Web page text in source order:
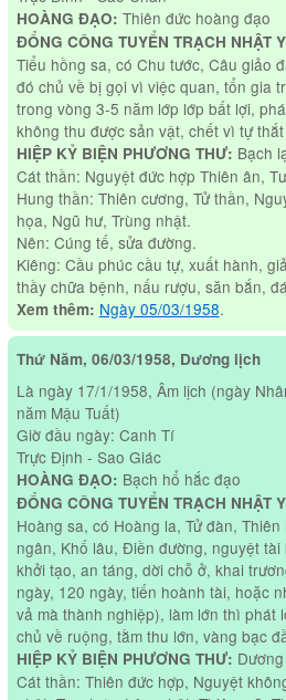
HOÀNG ĐẠO: Thiên đức hoàng đạo
ĐỔNG CÔNG TUYỂN TRẠCH NHẬT
Tiểu hồng sa, có Chu tước, Câu giảo
đó chủ về bị gọi vì việc quan, tổn gia
trong vòng 3-5 năm lớp lớp bất lợi,
không thu được sản vật, chết vì tự
HIỆP KỶ BIỆN PHƯƠNG THƯ: Bạch
Cát thần: Nguyệt đức hợp Thiên ân,
Hung thần: Thiên cương, Tử thần,
họa, Ngũ hư, Trùng nhật.
Nên: Cúng tế, sửa đường.
Kiêng: Cầu phúc cầu tự, xuất hành,
thầy chữa bệnh, nấu rượu, săn bắn,
Xem thêm: Ngày 05/03/1958.
Thứ Năm, 06/03/1958, Dương lịch
Là ngày 17/1/1958, Âm lịch (ngày
năm Mậu Tuất)
Giờ đầu ngày: Canh Tí
Trực Định - Sao Giác
HOÀNG ĐẠO: Bạch hổ hắc đạo
ĐỔNG CÔNG TUYỂN TRẠCH NHẬT
Hoàng sa, có Hoàng la, Tử đàn,
ngân, Khố lâu, Điền đường, nguyệt
khởi tạo, an táng, dời chỗ ở, khai
ngày, 120 ngày, tiến hoành tài, hoặc
vả mà thành nghiệp), làm lớn thì phát
chủ về ruộng, tằm thu lớn, vàng bạc
HIỆP KỶ BIỆN PHƯƠNG THƯ:
Cát thần: Thiên đức hợp, Nguyệt